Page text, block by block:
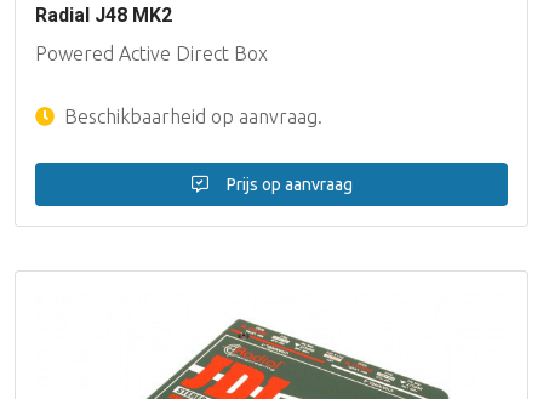
Radial J48 MK2
Powered Active Direct Box
Beschikbaarheid op aanvraag.
Prijs op aanvraag